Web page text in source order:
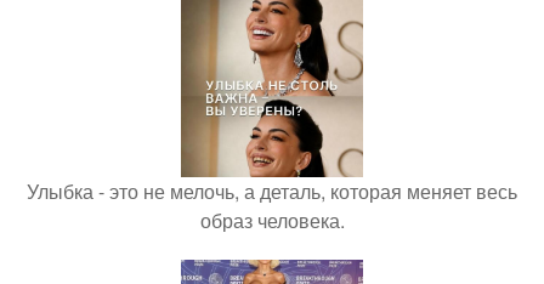
Улыбка - это не мелочь, а деталь, которая меняет весь
образ человека.